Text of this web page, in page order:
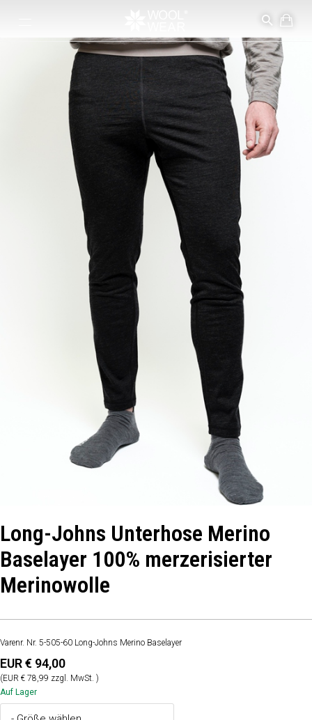
Long-Johns Unterhose Merino
Baselayer 100% merzerisierter
Merinowolle
Varenr. Nr. 5-505-60 Long-Johns Merino Baselayer
EUR € 94,00
(EUR € 78,99 zzgl. MwSt. )
Auf Lager